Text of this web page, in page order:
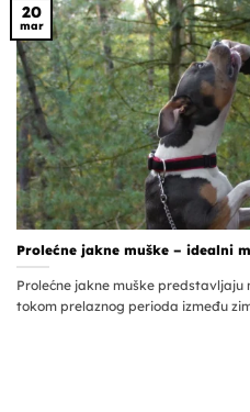
Prolećne jakne muške – idealni
Prolećne jakne muške
tokom prelaznog perioda između
20
mar